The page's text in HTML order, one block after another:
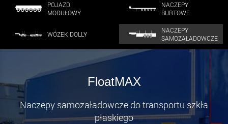
POJAZD
MODUŁOWY
NACZEPY
BURTOWE
WÓZEK DOLLY
NACZEPY
SAMOZAŁADOWCZE
FloatMAX
Naczepy samozaładowcze do transportu szkła
płaskiego